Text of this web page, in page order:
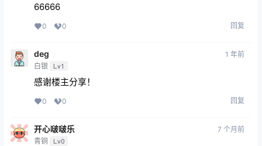
66666
0 0 回复
deg
白银 Lv1
1 年前
感谢楼主分享！
0 0 回复
开心啵啵乐
青铜 Lv0
7 个月前